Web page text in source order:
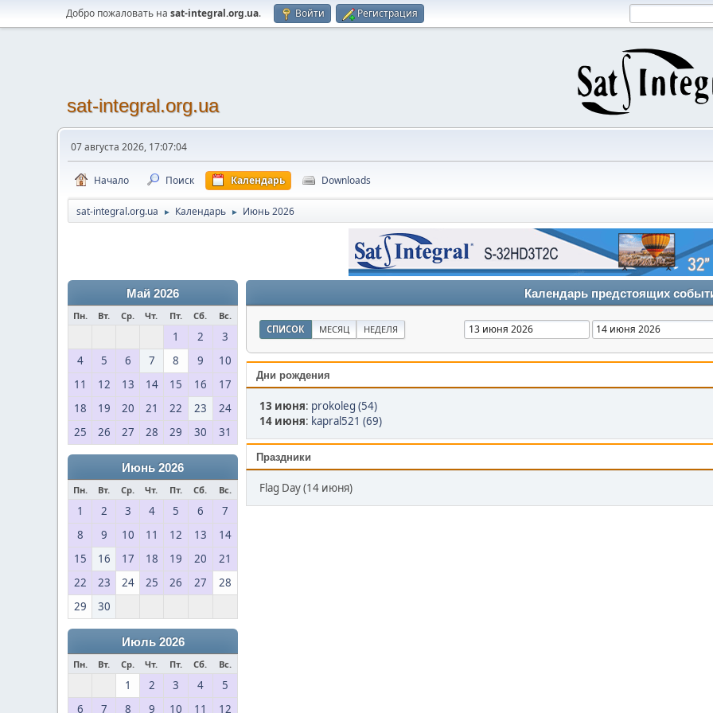
Добро пожаловать на sat-integral.org.ua. Войти Регистрация
sat-integral.org.ua
07 августа 2026, 17:07:04
Начало Поиск Календарь Downloads
sat-integral.org.ua ► Календарь ► Июнь 2026
Май 2026
Пн. Вт. Ср. Чт. Пт. Сб. Вс.
1 2
3
4
5 6 7 8 9
10
11
12 13 14 15 16
17
18
19 20 21 22 23
24
25
26 27 28 29 30 31
Июнь 2026
Пн. Вт. Ср. Чт. Пт. Сб. Вс.
1 2 3 4 5 6
7
8
9 10 11 12 13
14
15
16 17 18 19 20
21
22
23 24 25 26 27
28
29
30
Июль 2026
Пн. Вт. Ср. Чт. Пт. Сб. Вс.
1 2 3 4
5
6
7 8 9 10 11 12
Календарь предстоящих
СПИСОК МЕСЯЦ НЕДЕЛЯ
Дни рождения
13 июня: prokoleg (54)
14 июня: kapral521 (69)
Праздники
Flag Day (14 июня)